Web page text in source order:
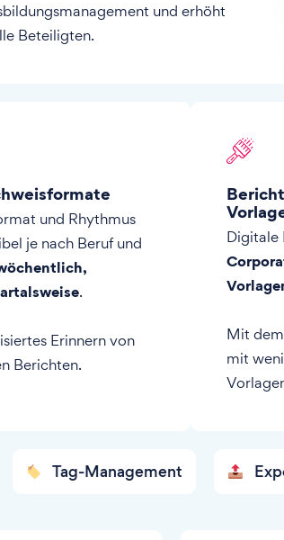
und erhöht
Beteiligten.
und Rhythmus
je nach Beruf und
.
Erinnern von
Berichten.
Digitale
Mit
mit
Tag-Management Export-